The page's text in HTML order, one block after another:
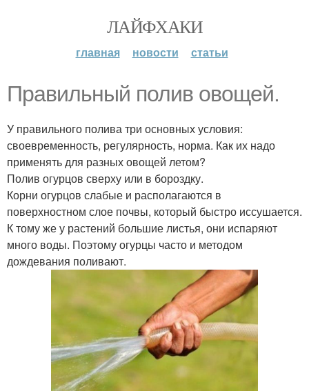
ЛАЙФХАКИ
главная новости статьи
Правильный полив овощей.
У правильного полива три основных условия:
своевременность, регулярность, норма. Как их надо
применять для разных овощей летом?
Полив огурцов сверху или в бороздку.
Корни огурцов слабые и располагаются в
поверхностном слое почвы, который быстро иссушается.
К тому же у растений большие листья, они испаряют
много воды. Поэтому огурцы часто и методом
дождевания поливают.